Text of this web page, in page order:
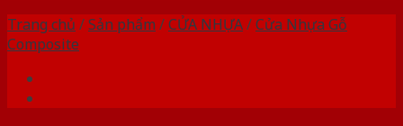
Trang chủ /Sản phẩm /CỬA NHỰA/Cửa Nhựa Gỗ
Composite